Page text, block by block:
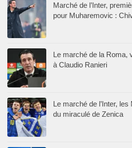
Marché de l’Inter,
pour Muharemovic :
Le marché de la Roma,
à Claudio Ranieri
Le marché de l’Inter,
du miraculé de Zenica